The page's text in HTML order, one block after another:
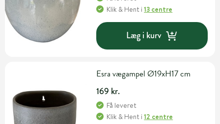
Klik & Hent i13 centre
Læg i kurv
Esra vægampel Ø19xH17 cm
169 kr.
Få leveret
Klik & Hent i12 centre